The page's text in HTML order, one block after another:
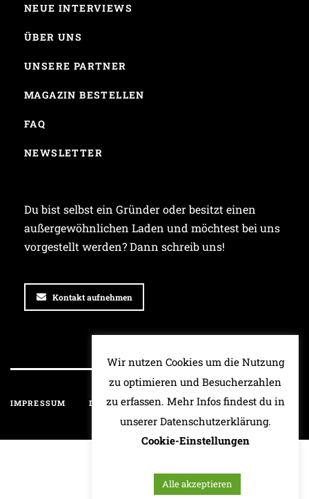
NEUE INTERVIEWS
ÜBER UNS
UNSERE PARTNER
MAGAZIN BESTELLEN
FAQ
NEWSLETTER
Du bist selbst ein Gründer oder besitzt einen
außergewöhnlichen Laden und möchtest bei uns
vorgestellt werden? Dann schreib uns!
Kontakt aufnehmen
IMPRESSUM DATENSCHUTZ HAFTUNGSAUSSCHLUSS
Wir nutzen Cookies um die Nutzung
zu optimieren und Besucherzahlen
zu erfassen. Mehr Infos findest du in
unserer Datenschutzerklärung.
Cookie-Einstellungen
Alle akzeptieren